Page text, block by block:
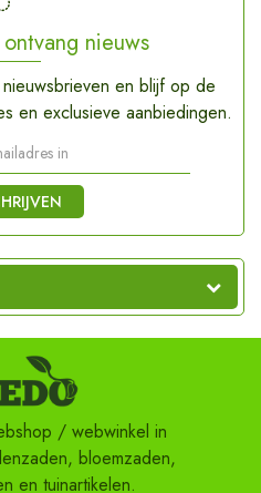
nieuws
en blijf op de
en exclusieve aanbiedingen.
/ webwinkel in
bloemzaden,
en tuinartikelen.